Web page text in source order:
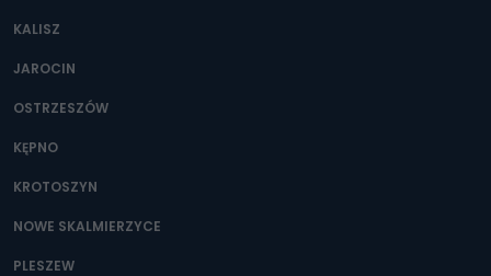
KALISZ
JAROCIN
OSTRZESZÓW
KĘPNO
KROTOSZYN
NOWE SKALMIERZYCE
PLESZEW